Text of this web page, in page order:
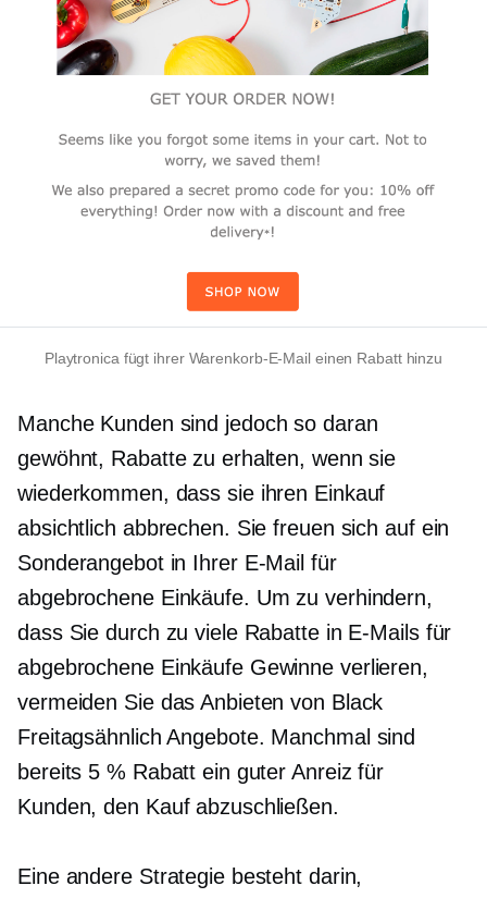
Playtronica fügt ihrer Warenkorb-E-Mail einen Rabatt hinzu
Manche Kunden sind jedoch so daran
gewöhnt, Rabatte zu erhalten, wenn sie
wiederkommen, dass sie ihren Einkauf
absichtlich abbrechen. Sie freuen sich auf ein
Sonderangebot in Ihrer E-Mail für
abgebrochene Einkäufe. Um zu verhindern,
dass Sie durch zu viele Rabatte in E-Mails für
abgebrochene Einkäufe Gewinne verlieren,
vermeiden Sie das Anbieten von Black
Freitagsähnlich Angebote. Manchmal sind
bereits 5 % Rabatt ein guter Anreiz für
Kunden, den Kauf abzuschließen.
Eine andere Strategie besteht darin,